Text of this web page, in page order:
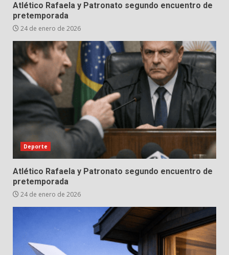
Atlético Rafaela y Patronato segundo encuentro de
pretemporada
24 de enero de 2026
Deporte
Atlético Rafaela y Patronato segundo encuentro de
pretemporada
24 de enero de 2026